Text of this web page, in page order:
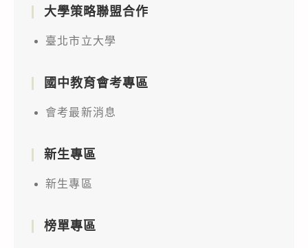
大學策略聯盟合作
臺北市立大學
國中教育會考專區
會考最新消息
新生專區
新生專區
榜單專區